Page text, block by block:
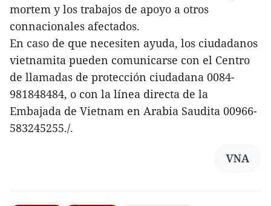
mortem y los trabajos de apoyo a otros
connacionales afectados.
En caso de que necesiten ayuda, los ciudadanos
vietnamita pueden comunicarse con el Centro
de llamadas de protección ciudadana 0084-
981848484, o con la línea directa de la
Embajada de Vietnam en Arabia Saudita 00966-
583245255./.
VNA